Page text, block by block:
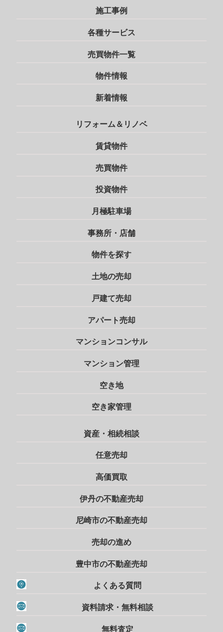
施工事例
各種サービス
売買物件一覧
物件情報
新着情報
リフォーム＆リノベ
賃貸物件
売買物件
投資物件
月極駐車場
事務所・店舗
物件を探す
土地の売却
戸建て売却
アパート売却
マンションコンサル
マンション管理
空き地
空き家管理
資産・相続相談
任意売却
高価買取
伊丹の不動産売却
尼崎市の不動産売却
売却の進め
豊中市の不動産売却
よくある質問
資料請求・無料相談
無料査定